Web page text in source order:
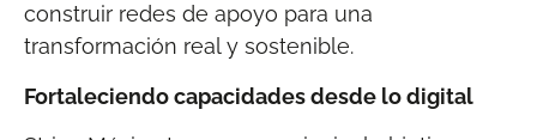
construir redes de apoyo para una
transformación real y sostenible.
Fortaleciendo capacidades desde lo digital